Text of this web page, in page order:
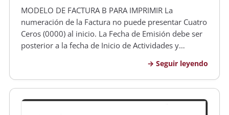
MODELO DE FACTURA B PARA IMPRIMIR La
numeración de la Factura no puede presentar Cuatro
Ceros (0000) al inicio. La Fecha de Emisión debe ser
posterior a la fecha de Inicio de Actividades y
ser sólo los propios de la Asociación Cooperadora,
no los del Establecimiento,…
Seguir leyendo